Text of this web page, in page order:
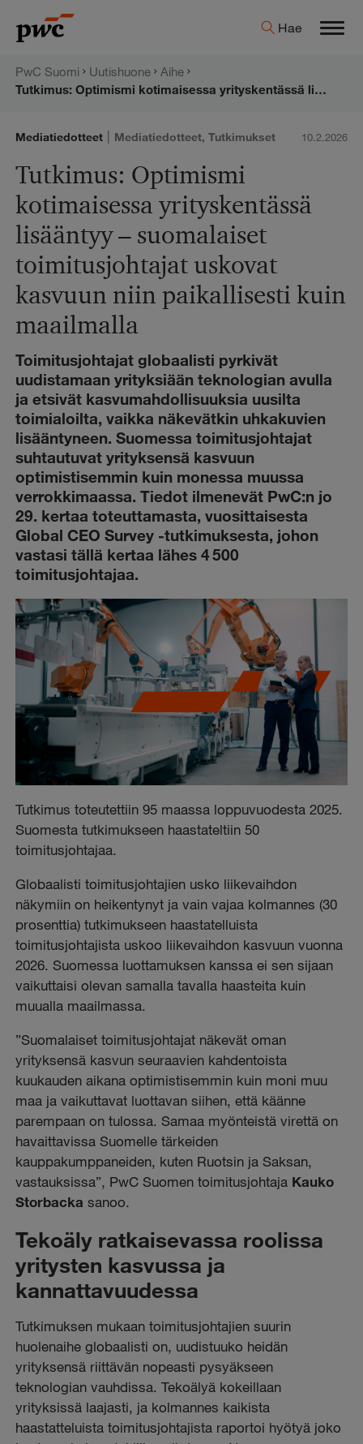
sisältöön
PwC:n
Hae
PwC Suomi Uutishuone
Aihe
Tutkimus: Optimismi kotimaisessa yrityskentässä lisääntyy – suomalaiset toimitusjohtajat uskovat kasvuun niin paikallisesti kuin maailmalla
Mediatiedotteet | Mediatiedotteet,Tutkimukset 10.2.2026
Tutkimus: Optimismi
kotimaisessa yrityskentässä
lisääntyy – suomalaiset
toimitusjohtajat uskovat
kasvuun niin paikallisesti kuin
maailmalla
Toimitusjohtajat globaalisti pyrkivät
uudistamaan yrityksiään teknologian avulla
ja etsivät kasvumahdollisuuksia uusilta
toimialoilta, vaikka näkevätkin uhkakuvien
lisääntyneen. Suomessa toimitusjohtajat
suhtautuvat yrityksensä kasvuun
optimistisemmin kuin monessa muussa
verrokkimaassa. Tiedot ilmenevät PwC:n jo
29. kertaa toteuttamasta, vuosittaisesta
Global CEO Survey -tutkimuksesta, johon
vastasi tällä kertaa lähes 4 500
toimitusjohtajaa.
Tutkimus toteutettiin 95 maassa loppuvuodesta 2025.
Suomesta tutkimukseen haastateltiin 50
toimitusjohtajaa.
Globaalisti toimitusjohtajien usko liikevaihdon
näkymiin on heikentynyt ja vain vajaa kolmannes (30
prosenttia) tutkimukseen haastatelluista
toimitusjohtajista uskoo liikevaihdon kasvuun vuonna
2026. Suomessa luottamuksen kanssa ei sen sijaan
vaikuttaisi olevan samalla tavalla haasteita kuin
muualla maailmassa.
”Suomalaiset toimitusjohtajat näkevät oman
yrityksensä kasvun seuraavien kahdentoista
kuukauden aikana optimistisemmin kuin moni muu
maa ja vaikuttavat luottavan siihen, että käänne
parempaan on tulossa. Samaa myönteistä virettä on
havaittavissa Suomelle tärkeiden
kauppakumppaneiden, kuten Ruotsin ja Saksan,
vastauksissa”, PwC Suomen toimitusjohtaja Kauko
Storbacka sanoo.
Tekoäly ratkaisevassa roolissa
yritysten kasvussa ja
kannattavuudessa
Tutkimuksen mukaan toimitusjohtajien suurin
huolenaihe globaalisti on, uudistuuko heidän
yrityksensä riittävän nopeasti pysyäkseen
teknologian vauhdissa. Tekoälyä kokeillaan
yrityksissä laajasti, ja kolmannes kaikista
haastatteluista toimitusjohtajista raportoi hyötyä joko